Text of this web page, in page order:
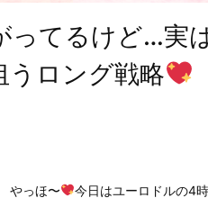
ってるけど…実
うロング戦略
やっほ〜 今日はユーロドルの4